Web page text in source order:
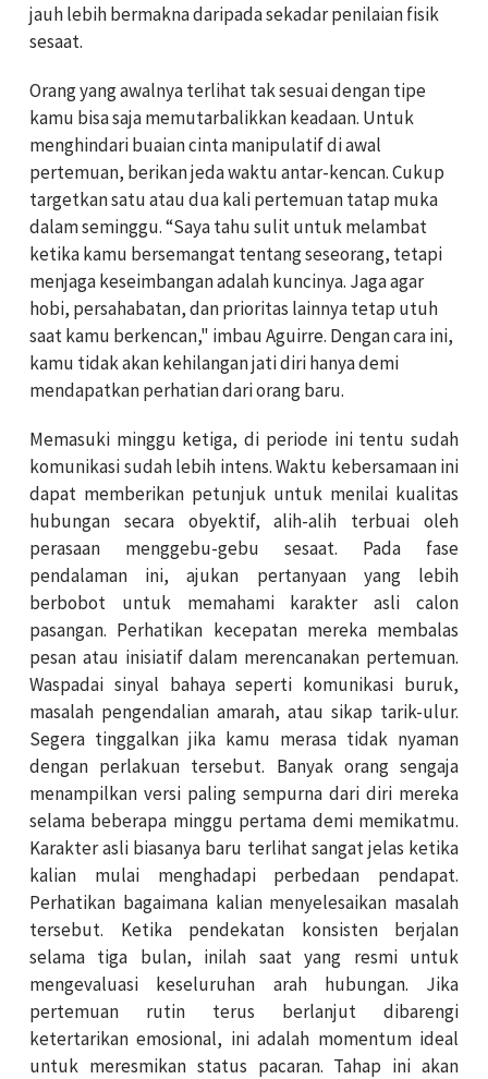
jauh lebih bermakna daripada sekadar penilaian fisik
sesaat.
Orang yang awalnya terlihat tak sesuai dengan tipe
kamu bisa saja memutarbalikkan keadaan. Untuk
menghindari buaian cinta manipulatif di awal
pertemuan, berikan jeda waktu antar-kencan. Cukup
targetkan satu atau dua kali pertemuan tatap muka
dalam seminggu. “Saya tahu sulit untuk melambat
ketika kamu bersemangat tentang seseorang, tetapi
menjaga keseimbangan adalah kuncinya. Jaga agar
hobi, persahabatan, dan prioritas lainnya tetap utuh
saat kamu berkencan," imbau Aguirre. Dengan cara ini,
kamu tidak akan kehilangan jati diri hanya demi
mendapatkan perhatian dari orang baru.
Memasuki minggu ketiga, di periode ini tentu sudah
komunikasi sudah lebih intens. Waktu kebersamaan ini
dapat memberikan petunjuk untuk menilai kualitas
hubungan secara obyektif, alih-alih terbuai oleh
perasaan menggebu-gebu sesaat. Pada fase
pendalaman ini, ajukan pertanyaan yang lebih
berbobot untuk memahami karakter asli calon
pasangan. Perhatikan kecepatan mereka membalas
pesan atau inisiatif dalam merencanakan pertemuan.
Waspadai sinyal bahaya seperti komunikasi buruk,
masalah pengendalian amarah, atau sikap tarik-ulur.
Segera tinggalkan jika kamu merasa tidak nyaman
dengan perlakuan tersebut. Banyak orang sengaja
menampilkan versi paling sempurna dari diri mereka
selama beberapa minggu pertama demi memikatmu.
Karakter asli biasanya baru terlihat sangat jelas ketika
kalian mulai menghadapi perbedaan pendapat.
Perhatikan bagaimana kalian menyelesaikan masalah
tersebut. Ketika pendekatan konsisten berjalan
selama tiga bulan, inilah saat yang resmi untuk
mengevaluasi keseluruhan arah hubungan. Jika
pertemuan rutin terus berlanjut dibarengi
ketertarikan emosional, ini adalah momentum ideal
untuk meresmikan status pacaran. Tahap ini akan